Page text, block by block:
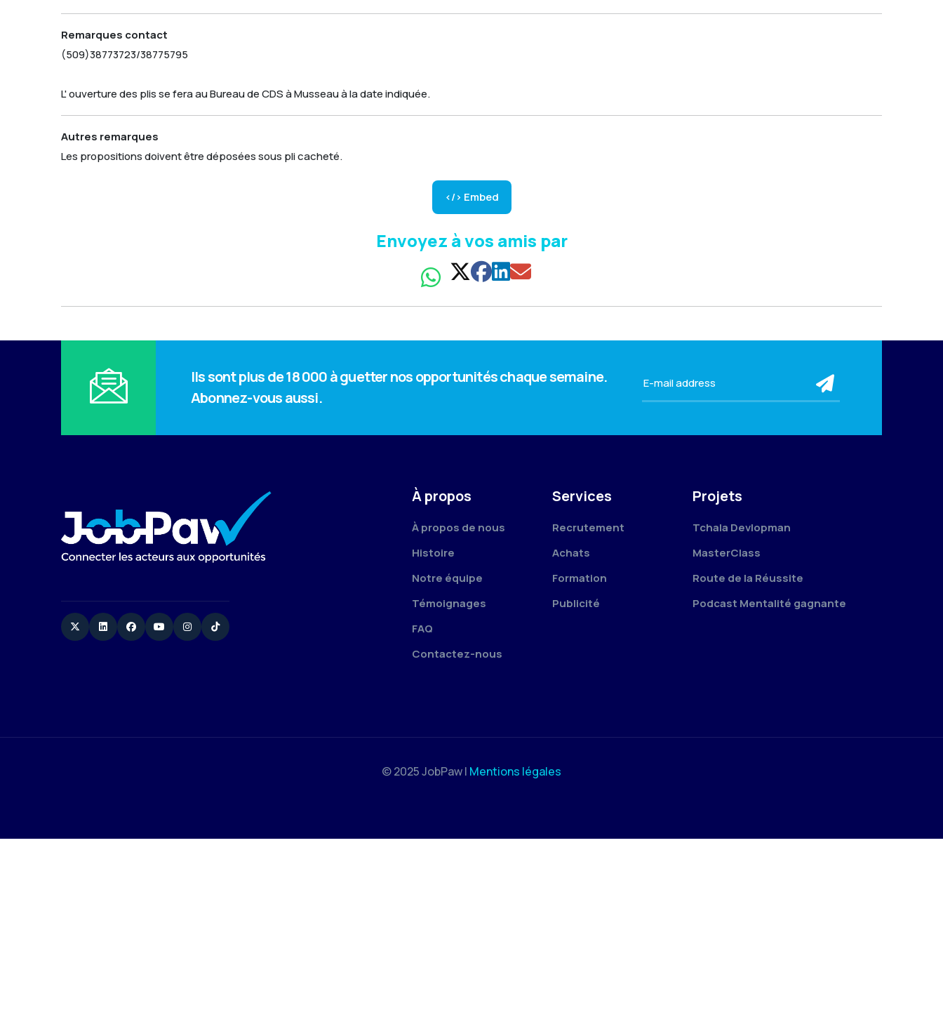
Remarques contact
(509)38773723/38775795
L' ouverture des plis se fera au Bureau de CDS à Musseau à la date indiquée.
Autres remarques
Les propositions doivent être déposées sous pli cacheté.
</> Embed
Envoyez à vos amis par
Ils sont plus de 18 000 à guetter nos opportunités chaque semaine.
Abonnez-vous aussi.
submit
TwitterLinkedinFacebookYouTubeInstagram
TikTok
À propos
À propos de nous
Histoire
Notre équipe
Témoignages
FAQ
Contactez-nous
Services
Recrutement
Achats
Formation
Publicité
Projets
Tchala Devlopman
MasterClass
Route de la Réussite
Podcast Mentalité gagnante
© 2025 JobPaw | Mentions légales